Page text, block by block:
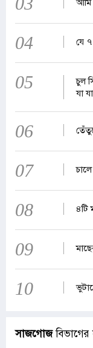
আমি
04 যে ৭
05
চুল
যা
06
07
08 ৪টি
09
10
সাজগোজবিভাগের